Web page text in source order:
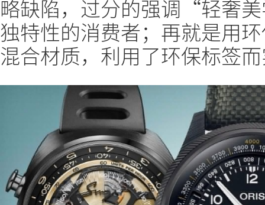
略缺陷，过分的强调“轻奢
独特性的消费者；再就是用
混合材质，利用了环保标签